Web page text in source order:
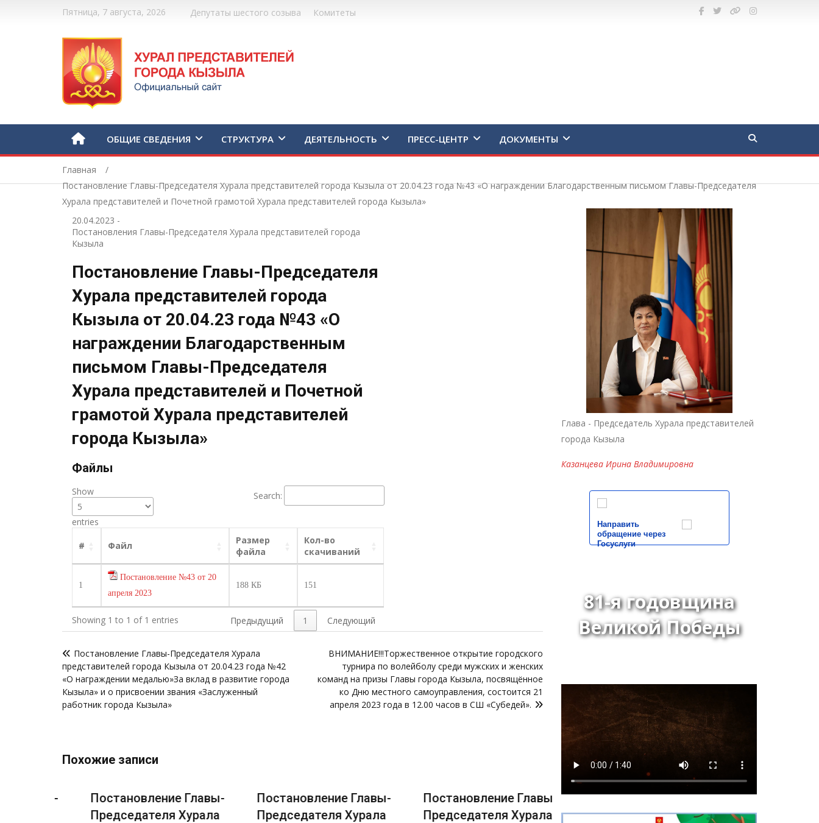
Пятница, 7 августа, 2026 Депутаты шестого созыва Комитеты
ОБЩИЕ СВЕДЕНИЯ СТРУКТУРА ДЕЯТЕЛЬНОСТЬ ПРЕСС-ЦЕНТР ДОКУМЕНТЫ
Главная
Постановление Главы-Председателя Хурала представителей города Кызыла от 20.04.23 года №43 «О награждении Благодарственным письмом Главы-Председателя
Хурала представителей и Почетной грамотой Хурала представителей города Кызыла»
20.04.2023 -
Постановления Главы-Председателя Хурала представителей города
Кызыла
Постановление Главы-Председателя
Хурала представителей города
Кызыла от 20.04.23 года №43 «О
награждении Благодарственным
письмом Главы-Председателя
Хурала представителей и Почетной
грамотой Хурала представителей
города Кызыла»
Файлы
Show
entries
Search:
# Файл
Размер
файла
Кол-во
скачиваний
1
Постановление №43 от 20
апреля 2023
188 КБ 151
Showing 1 to 1 of 1 entries Предыдущий 1 Следующий
по
записям
Постановление Главы-Председателя Хурала
представителей города Кызыла от 20.04.23 года №42
«О награждении медалью»За вклад в развитие города
Кызыла» и о присвоении звания «Заслуженный
работник города Кызыла»
ВНИМАНИЕ!!!Торжественное открытие городского
турнира по волейболу среди мужских и женских
команд на призы Главы города Кызыла, посвящённое
ко Дню местного самоуправления, состоится 21
апреля 2023 года в 12.00 часов в СШ «Субедей».
Похожие записи
Постановление Главы-
Председателя Хурала
Постановление Главы-
Председателя Хурала
Постановление Главы-
Председателя Хурала
Распоряжение Главы-
Председателя Хурала
Глава - Председатель Хурала представителей
города Кызыла
Казанцева Ирина Владимировна
Направить
обращение через
Госуслуги
81-я годовщина
Великой Победы